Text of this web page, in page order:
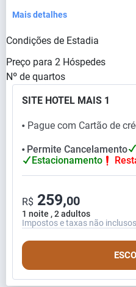
Mais detalhes
Condições de Estadia
Preço para 2 Hóspedes
Nº de quartos
SITE HOTEL MAIS 1
⬤ Pague com Cartão de
⬤ Permite Cancelamento
Estacionamento
1 noite , 2 adultos
R$ 259,00
Impostos e taxas não inclusos